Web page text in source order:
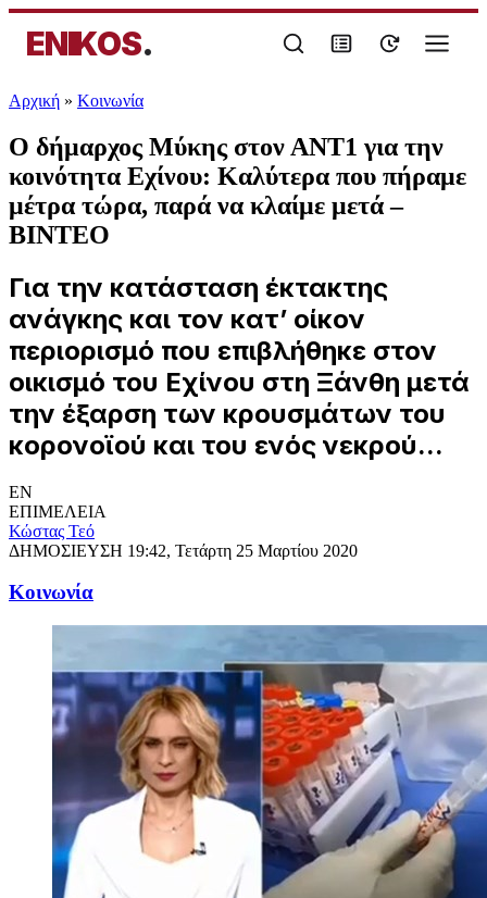
ENIKOS.
Αρχική » Κοινωνία
Ο δήμαρχος Μύκης στον ΑΝΤ1 για την
κοινότητα Εχίνου: Καλύτερα που πήραμε
μέτρα τώρα, παρά να κλαίμε μετά –
ΒΙΝΤΕΟ
Για την κατάσταση έκτακτης
ανάγκης και τον κατ’ οίκον
περιορισμό που επιβλήθηκε στον
οικισμό του Εχίνου στη Ξάνθη μετά
την έξαρση των κρουσμάτων του
κορονοϊού και του ενός νεκρού...
EN
ΕΠΙΜΕΛΕΙΑ
Κώστας Τεό
ΔΗΜΟΣΙΕΥΣΗ 19:42, Τετάρτη 25 Μαρτίου 2020
Κοινωνία